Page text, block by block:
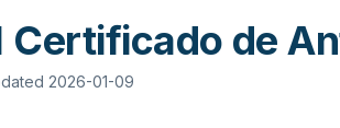
de
2026-01-09